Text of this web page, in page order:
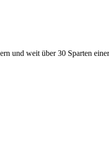
und weit über 30 Sparten